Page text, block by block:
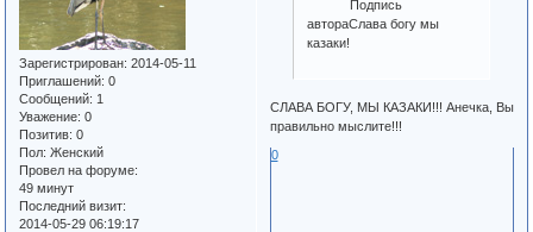
Зарегистрирован: 2014-05-11
Приглашений: 0
Сообщений: 1
Уважение: 0
Позитив: 0
Пол: Женский
Провел на форуме:
49 минут
Последний визит:
2014-05-29 06:19:17
Подпись
автораСлава богу мы
казаки!
СЛАВА БОГУ, МЫ КАЗАКИ!!! Анечка, Вы
правильно мыслите!!!
0